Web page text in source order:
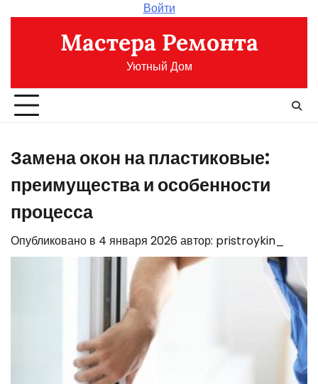
содержимому
Войти
Мастера Ремонта
Уютный Дом
Замена окон на пластиковые:
преимущества и особенности
процесса
Опубликовано в 4 января 2026автор: pristroykin_